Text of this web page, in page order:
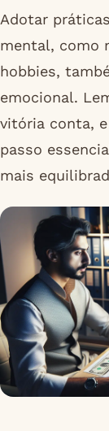
Adotar
mental, como
hobbies,
emocional.
vitória conta,
passo
mais